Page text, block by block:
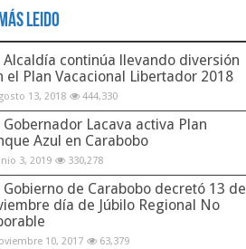
Leido
Alcaldía continúa llevando diversión
el Plan Vacacional Libertador 2018
13, 2018 444,330
Gobernador Lacava activa Plan
Azul en Carabobo
3, 2019 330,278
Gobierno de Carabobo decretó 13 de
día de Júbilo Regional No
10, 2017 63,379